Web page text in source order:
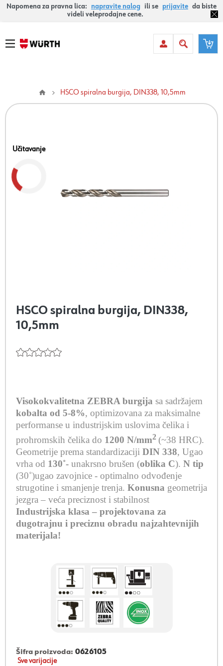
Napomena za pravna lica: napravite nalog ili se prijavite da biste
videli veleprodajne cene.
HSCO spiralna burgija, DIN338, 10,5mm
Učitavanje
HSCO spiralna burgija, DIN338,
10,5mm
Visokokvalitetna ZEBRA burgija sa sadržajem
kobalta od 5-8%, optimizovana za maksimalne
performanse u industrijskim uslovima čelika i
prohromskih čelika do 1200 N/mm2 (~38 HRC).
Geometrije prema standardizaciji DIN 338, Ugao
vrha od 130˚- unakrsno brušen (oblika C). N tip
(30˚)ugao zavojnice - optimalno odvođenje
strugotine i smanjenje trenja. Konusna geometrija
jezgra – veća preciznost i stabilnost
Industrijska klasa – projektovana za
dugotrajnu i preciznu obradu najzahtevnijih
materijala!
Šifra proizvoda: 0626105
Sve varijacije